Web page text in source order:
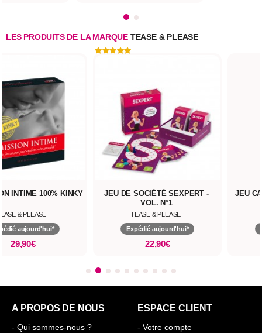
LES PRODUITS DE LA MARQUE TEASE & PLEASE
INTIME 100% KINKY
& PLEASE
aujourd'hui*
29,90€
JEU DE SOCIÉTÉ SEXPERT -
VOL. N°1
TEASE & PLEASE
Expédié aujourd'hui*
22,90€
JEU
A PROPOS DE NOUS
- Qui sommes-nous ?
ESPACE CLIENT
- Votre compte